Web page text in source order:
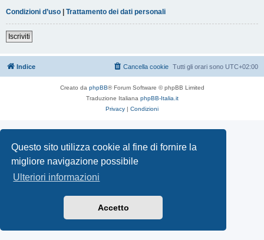
Questo sito utilizza cookie al fine di fornire la
migliore navigazione possibile
Ulteriori informazioni
Accetto
Condizioni d’uso | Trattamento dei dati personali
Iscriviti
Indice Tutti gli orari sono UTC+02:00
Cancella cookie
Creato da phpBB® Forum Software © phpBB Limited
Traduzione Italiana phpBB-Italia.it
Privacy | Condizioni